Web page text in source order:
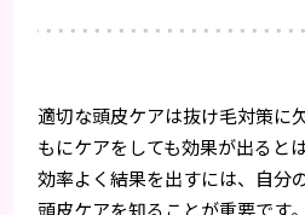
適切な頭皮ケアは抜け毛対策に
もにケアをしても効果が出ると
効率よく結果を出すには、自分